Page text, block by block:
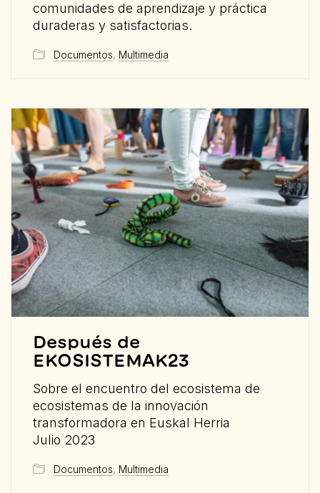
comunidades de aprendizaje y práctica
duraderas y satisfactorias.
Documentos, Multimedia
Después de
EKOSISTEMAK23
Sobre el encuentro del ecosistema de
ecosistemas de la innovación
transformadora en Euskal Herria
Julio 2023
Documentos, Multimedia